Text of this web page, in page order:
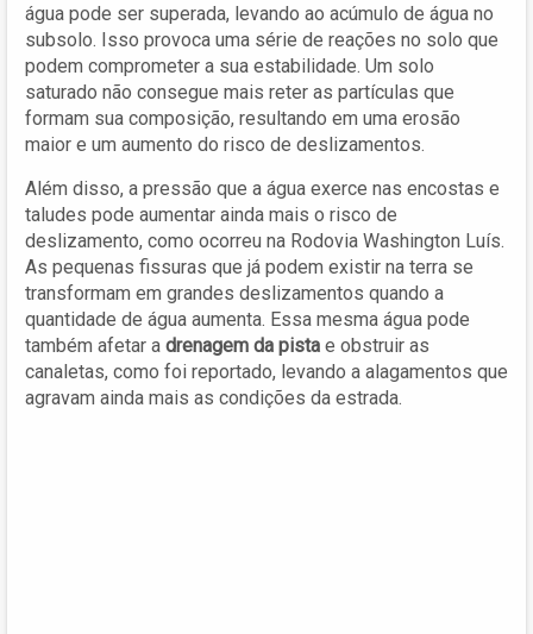
água pode ser superada, levando ao acúmulo de água no
subsolo. Isso provoca uma série de reações no solo que
podem comprometer a sua estabilidade. Um solo
saturado não consegue mais reter as partículas que
formam sua composição, resultando em uma erosão
maior e um aumento do risco de deslizamentos.
Além disso, a pressão que a água exerce nas encostas e
taludes pode aumentar ainda mais o risco de
deslizamento, como ocorreu na Rodovia Washington Luís.
As pequenas fissuras que já podem existir na terra se
transformam em grandes deslizamentos quando a
quantidade de água aumenta. Essa mesma água pode
também afetar a drenagem da pista e obstruir as
canaletas, como foi reportado, levando a alagamentos que
agravam ainda mais as condições da estrada.